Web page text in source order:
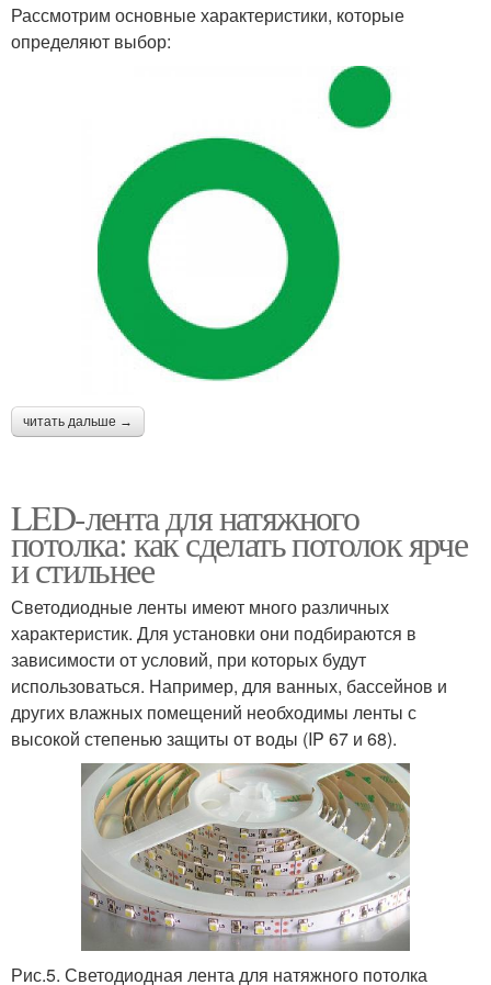
Рассмотрим основные характеристики, которые
определяют выбор:
читать дальше →
LED-лента для натяжного
потолка: как сделать потолок ярче
и стильнее
Светодиодные ленты имеют много различных
характеристик. Для установки они подбираются в
зависимости от условий, при которых будут
использоваться. Например, для ванных, бассейнов и
других влажных помещений необходимы ленты с
высокой степенью защиты от воды (IP 67 и 68).
Рис.5. Светодиодная лента для натяжного потолка